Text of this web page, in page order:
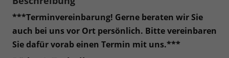
***Terminvereinbarung! Gerne beraten wir Sie
auch bei uns vor Ort persönlich. Bitte vereinbaren
Sie dafür vorab einen Termin mit uns.***